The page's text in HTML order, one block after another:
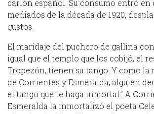
carlón español. Su consumo entró en
mediados de la década de 1920,
gustos.
El maridaje del puchero de gallina
igual que el templo que los cobijó, el
Tropezón, tienen su tango. Y como la
de Corrientes y Esmeralda, alguien
el tango que te haga inmortal.” A
Esmeralda la inmortalizó el poeta